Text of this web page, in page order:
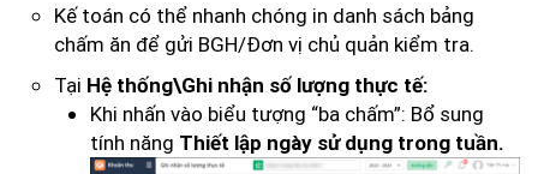
Kế toán có thể nhanh chóng in danh sách bảng
chấm ăn để gửi BGH/Đơn vị chủ quản kiểm tra.
Tại Hệ thống\Ghi nhận số lượng thực tế:
Khi nhấn vào biểu tượng “ba chấm”: Bổ sung
tính năng Thiết lập ngày sử dụng trong tuần.